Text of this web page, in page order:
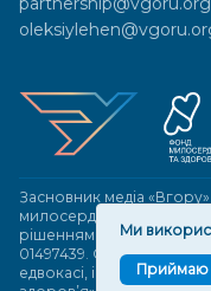
Засновник медіа
милосердя та здоров'я»,
рішенням №
01497439. Основна
едвокасі, інформаційні
Ми
Приймаю